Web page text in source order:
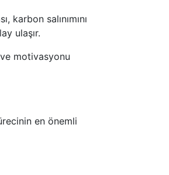
salınımını
ulaşır.
motivasyonu
en önemli